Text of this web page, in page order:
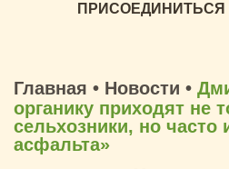
Главная • Новости •
органику приходят не
сельхозники, но часто
асфальта»